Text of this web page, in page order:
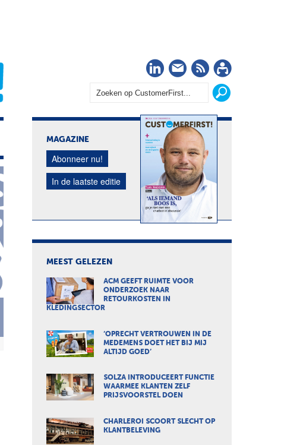
LinkedIn
Nieuwsbrief
RSS
MAGAZINE
Abonneer nu!
In de laatste editie
MEEST GELEZEN
ACM GEEFT RUIMTE VOOR
ONDERZOEK NAAR
RETOURKOSTEN IN
KLEDINGSECTOR
‘OPRECHT VERTROUWEN IN DE
MEDEMENS DOET HET BIJ MIJ
ALTIJD GOED’
SOLZA INTRODUCEERT FUNCTIE
WAARMEE KLANTEN ZELF
PRIJSVOORSTEL DOEN
CHARLEROI SCOORT SLECHT OP
KLANTBELEVING